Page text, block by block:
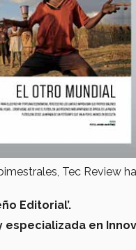
Tec Review
Editorial’.
en